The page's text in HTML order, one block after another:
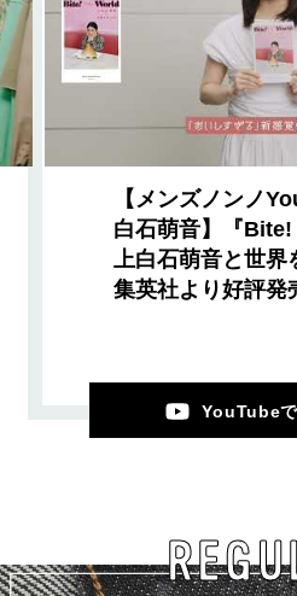
【メンズノンノ
白石萌音】『
上白石萌音と世界
集英社より好評発
YouTube